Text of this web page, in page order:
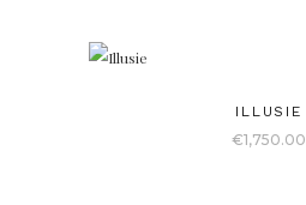
ILLUSIE
€1,750.00